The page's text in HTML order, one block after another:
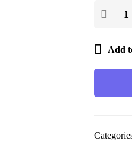
Add